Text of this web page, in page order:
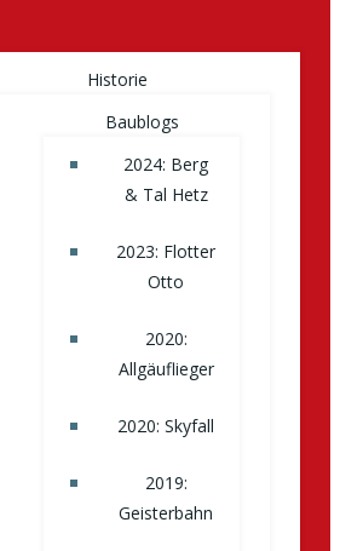
Historie
Baublogs
2024: Berg
& Tal Hetz
2023: Flotter
Otto
2020:
Allgäuflieger
2020: Skyfall
2019:
Geisterbahn